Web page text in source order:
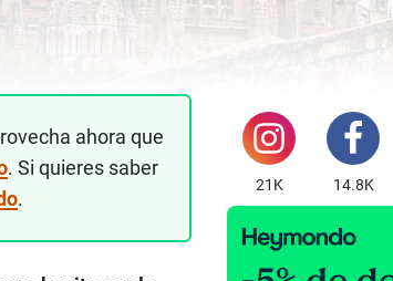
ahora que
. Si quieres saber
.
21K 14.8K